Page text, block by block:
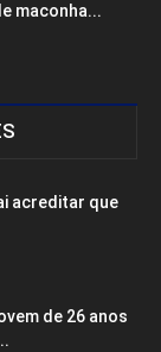
maconha...
acreditar que
de 26 anos